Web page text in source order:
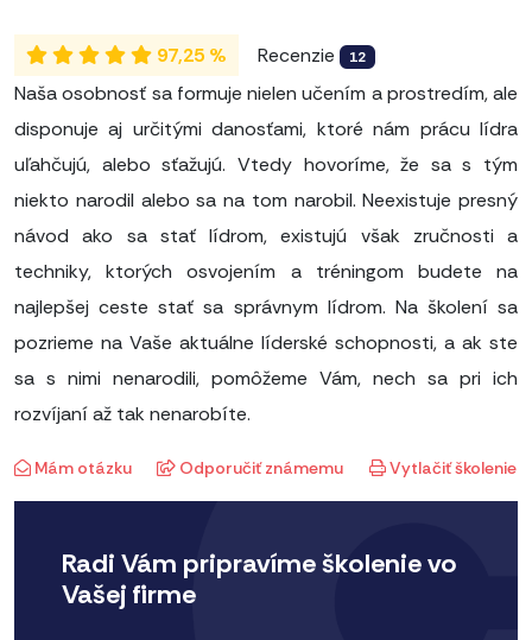
97,25 % Recenzie 12
Naša osobnosť sa formuje nielen učením a prostredím, ale
disponuje aj určitými danosťami, ktoré nám prácu lídra
uľahčujú, alebo sťažujú. Vtedy hovoríme, že sa s tým
niekto narodil alebo sa na tom narobil. Neexistuje presný
návod ako sa stať lídrom, existujú však zručnosti a
techniky, ktorých osvojením a tréningom budete na
najlepšej ceste stať sa správnym lídrom. Na školení sa
pozrieme na Vaše aktuálne líderské schopnosti, a ak ste
sa s nimi nenarodili, pomôžeme Vám, nech sa pri ich
rozvíjaní až tak nenarobíte.
Mám otázku Odporučiť známemu Vytlačiť školenie
Radi Vám pripravíme školenie vo
Vašej firme